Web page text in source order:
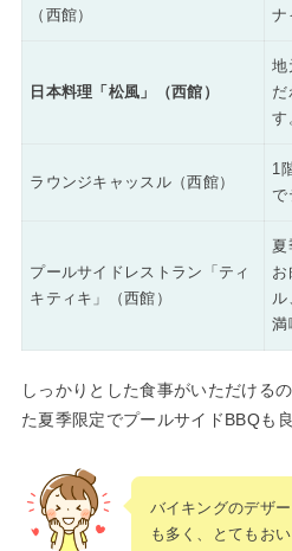
（西館） ナ
日本料理「松風」（西館）
地
だ
す
ラウンジキャッスル（西館）
1
で
プールサイドレストラン「ティ
キティキ」（西館）
夏
お
ル
満
しっかりとした食事がいただける
た夏季限定でプールサイドBBQも
バイキングのデザ
も多く、とてもお